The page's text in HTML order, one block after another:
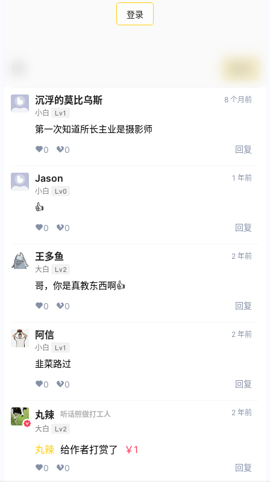
登录
沉浮的莫比乌斯
小白 Lv1
8 个月前
第一次知道所长主业是摄影师
0 0 回复
Jason
小白 Lv0
1 年前
👍
0 0 回复
王多鱼
大白 Lv2
2 年前
哥，你是真教东西啊👍
0 0 回复
阿信
小白 Lv1
2 年前
韭菜路过
0 0 回复
丸辣
听话照做打工人
大白
Lv2
2 年前
丸辣 给作者打赏了 ￥1
0 0 回复